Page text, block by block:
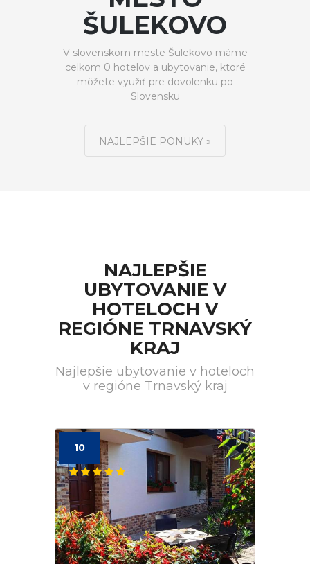
ŠULEKOVO
V slovenskom meste Šulekovo máme
celkom 0 hotelov a ubytovanie, ktoré
môžete využiť pre dovolenku po
Slovensku
NAJLEPŠIE PONUKY »
NAJLEPŠIE
UBYTOVANIE V
HOTELOCH V
REGIÓNE TRNAVSKÝ
KRAJ
Najlepšie ubytovanie v hoteloch
v regióne Trnavský kraj
10